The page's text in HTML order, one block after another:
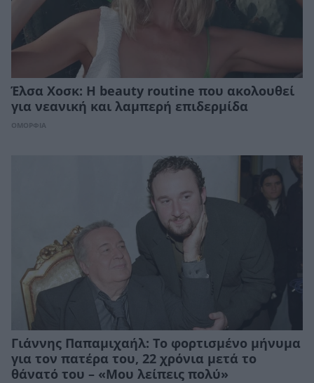
Έλσα Χοσκ: Η beauty routine που ακολουθεί
για νεανική και λαμπερή επιδερμίδα
ΟΜΟΡΦΙΑ
Γιάννης Παπαμιχαήλ: Το φορτισμένο μήνυμα
για τον πατέρα του, 22 χρόνια μετά το
θάνατό του – «Μου λείπεις πολύ»